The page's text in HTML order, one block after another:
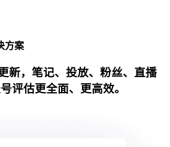
方案
新，笔记、投放、粉丝、直播
评估更全面、更高效。